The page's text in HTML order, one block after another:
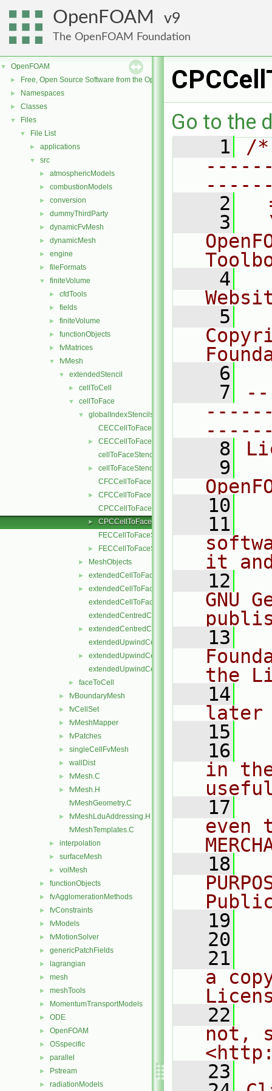
OpenFOAM 9
The OpenFOAM Foundation
▼ OpenFOAM
► Free, Open Source Software from the OpenFOAM Foundation
► Namespaces
► Classes
▼ Files
▼ File List
► applications
▼ src
► atmosphericModels
► combustionModels
► conversion
► dummyThirdParty
► dynamicFvMesh
► dynamicMesh
► engine
► fileFormats
▼ finiteVolume
► cfdTools
► fields
► finiteVolume
► functionObjects
► fvMatrices
▼ fvMesh
▼ extendedStencil
► cellToCell
▼ cellToFace
▼
globalIndexStencils
CECCellToFaceStencil.C
►
CECCellToFaceStencil.H
cellToFaceStencil.C
►
cellToFaceStencil.H
CFCCellToFaceStencil.C
►
CFCCellToFaceStencil.H
CPCCellToFaceStencil.C
►
CPCCellToFaceStencil.H
FECCellToFaceStencil.C
► FECCellToFaceStencil.H
► MeshObjects
► extendedCellToFaceStencil.C
►
extendedCellToFaceStencil.H
extendedCellToFaceStencilTemplates.C
extendedCentredCellToFaceStencil.C
►
extendedCentredCellToFaceStencil.H
extendedUpwindCellToFaceStencil.C
►
extendedUpwindCellToFaceStencil.H
extendedUpwindCellToFaceStencilTemplates.C
► faceToCell
► fvBoundaryMesh
► fvCellSet
► fvMeshMapper
► fvPatches
► singleCellFvMesh
► wallDist
► fvMesh.C
►
fvMesh.H
fvMeshGeometry.C
►
fvMeshLduAddressing.H
fvMeshTemplates.C
► interpolation
► surfaceMesh
► volMesh
► functionObjects
► fvAgglomerationMethods
► fvConstraints
► fvModels
► fvMotionSolver
► genericPatchFields
► lagrangian
► mesh
► meshTools
► MomentumTransportModels
► ODE
► OpenFOAM
► OSspecific
► parallel
► Pstream
► radiationModels
Go to the
    1
/
    2
    3
    4
    5
    6
    7
    8
    9
   10
   11
it
   12
GNU
   13
the
   14
later
   15
   16
in
   17
even
   18
   19
   20
   21
a
   22
not,
   23